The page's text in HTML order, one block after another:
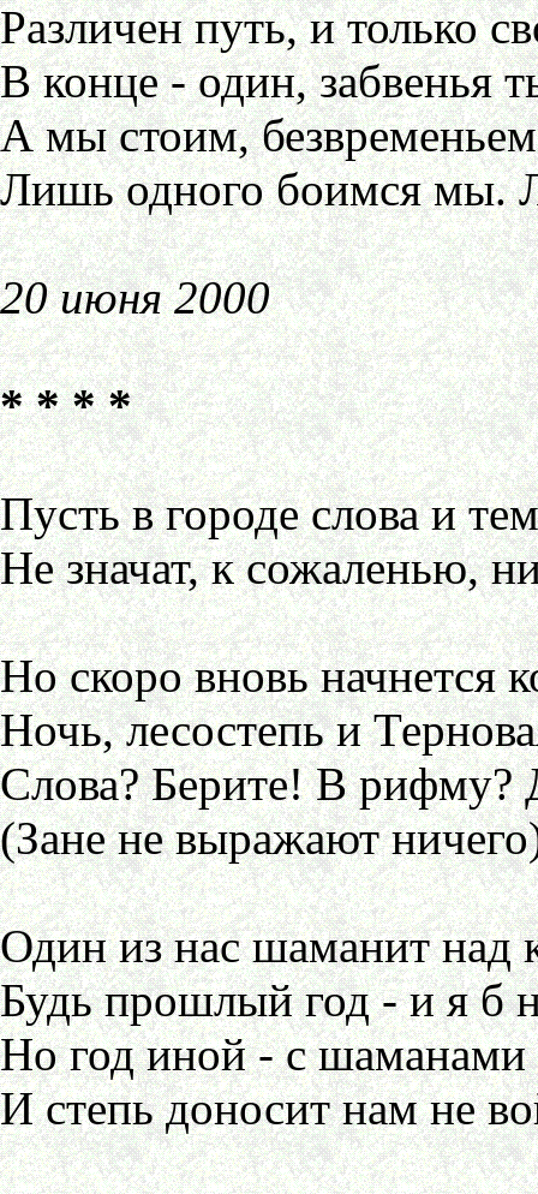
Различен путь, и только
В конце - один, забвенья
А мы стоим,
Лишь одного боимся мы.
20 июня 2000
* * * *
Пусть в городе слова и
Не значат, к сожаленью,
Но скоро вновь начнется
Ночь, лесостепь и
Слова? Берите! В рифму?
(Зане не выражают
Один из нас шаманит над
Будь прошлый год - и я б
Но год иной - с
И степь доносит нам не